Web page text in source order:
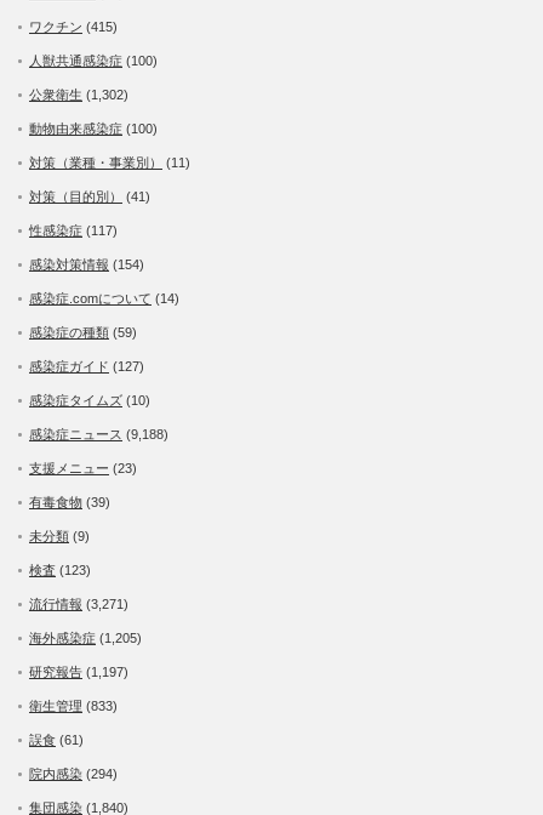
ワクチン (415)
人獣共通感染症 (100)
公衆衛生 (1,302)
動物由来感染症 (100)
対策（業種・事業別） (11)
対策（目的別） (41)
性感染症 (117)
感染対策情報 (154)
感染症.comについて (14)
感染症の種類 (59)
感染症ガイド (127)
感染症タイムズ (10)
感染症ニュース (9,188)
支援メニュー (23)
有毒食物 (39)
未分類 (9)
検査 (123)
流行情報 (3,271)
海外感染症 (1,205)
研究報告 (1,197)
衛生管理 (833)
誤食 (61)
院内感染 (294)
集団感染 (1,840)